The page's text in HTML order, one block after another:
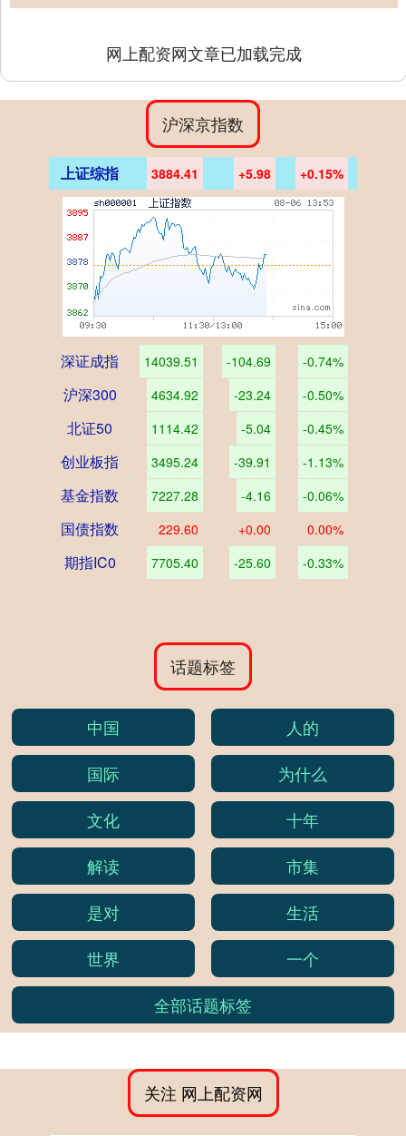
网上配资网文章已加载完成
沪深京指数
上证综指 3884.41 +5.98 +0.15%
深证成指 14039.51 -104.69 -0.74%
沪深300 4634.92 -23.24 -0.50%
北证50 1114.42 -5.04 -0.45%
创业板指 3495.24 -39.91 -1.13%
基金指数 7227.28 -4.16 -0.06%
国债指数 229.60 +0.00 0.00%
期指IC0 7705.40 -25.60 -0.33%
话题标签
中国
人的
国际
为什么
文化
十年
解读
市集
是对
生活
世界
一个
全部话题标签
关注 网上配资网